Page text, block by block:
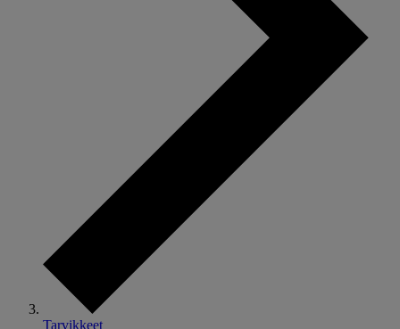
Tarvikkeet